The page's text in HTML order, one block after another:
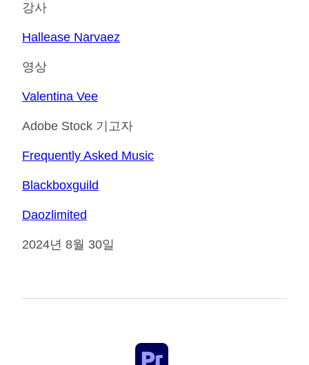
강사
Hallease Narvaez
영상
Valentina Vee
Adobe Stock 기고자
Frequently Asked Music
Blackboxguild
Daozlimited
2024년 8월 30일